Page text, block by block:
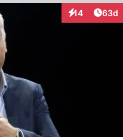
14
Interaktionen
63d